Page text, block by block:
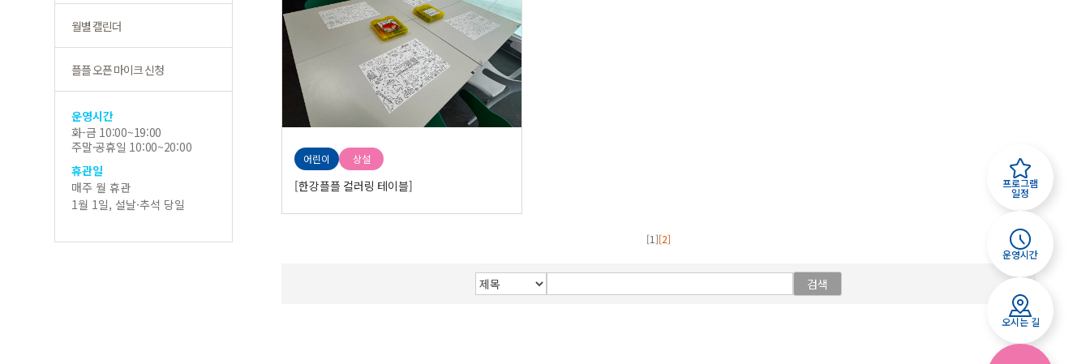
프로그램
일정
운영시간
오시는 길
월별 캘린더
플플 오픈 마이크 신청
운영시간
화-금 10:00~19:00
주말·공휴일 10:00~20:00
휴관일
매주 월 휴관
1월 1일, 설날·추석 당일
어린이 상설
[한강플플 컬러링 테이블]
[1][2]
검색